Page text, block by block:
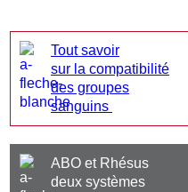
Tout savoir
sur la compatibilité
des groupes
sanguins
ABO et Rhésus
deux systèmes